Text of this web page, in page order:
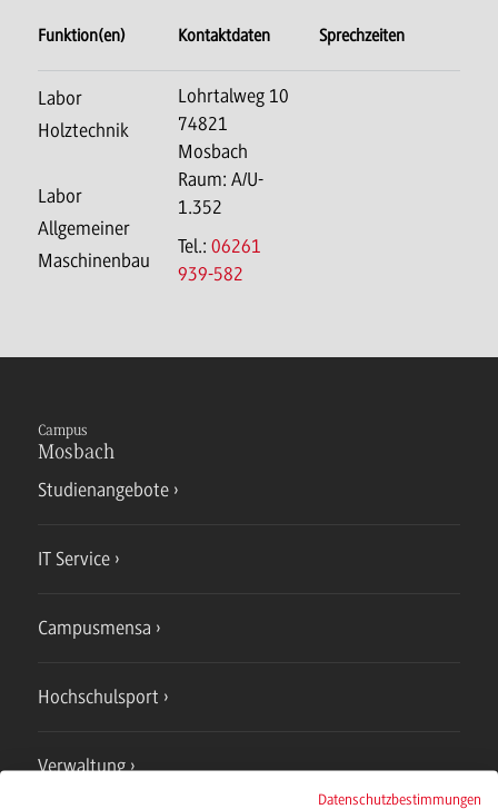
Funktion(en) Kontaktdaten Sprechzeiten
Labor
Holztechnik
Labor
Allgemeiner
Maschinenbau
Lohrtalweg 10
74821
Mosbach
Raum: A/U-
1.352
Tel.: 06261
939-582
Campus
Mosbach
Studienangebote
IT Service
Campusmensa
Hochschulsport
Verwaltung
Datenschutzbestimmungen